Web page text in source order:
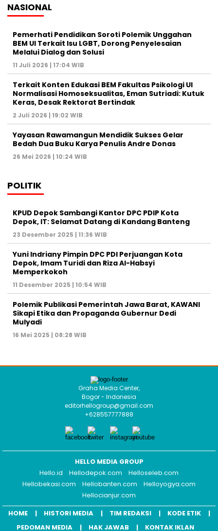
NASIONAL
Pemerhati Pendidikan Soroti Polemik Unggahan
BEM UI Terkait Isu LGBT, Dorong Penyelesaian
Melalui Dialog dan Solusi
11 Juli 2026 | 17:04 WIB
Terkait Konten Edukasi BEM Fakultas Psikologi UI
Normalisasi Homoseksualitas, Eman Sutriadi: Kutuk
Keras, Desak Rektorat Bertindak
2 Juli 2026 | 19:02 WIB
Yayasan Rawamangun Mendidik Sukses Gelar
Bedah Dua Buku Karya Penulis Andre Donas
26 Mei 2026 | 10:24 WIB
POLITIK
KPUD Depok Sambangi Kantor DPC PDIP Kota
Depok, IT: Selamat Datang di Kandang Banteng
23 Desember 2025 | 11:36 WIB
Yuni Indriany Pimpin DPC PDI Perjuangan Kota
Depok, Imam Turidi dan Riza Al-Habsyi
Memperkokoh
11 Desember 2025 | 10:54 WIB
Polemik Publikasi Pemerintah Jawa Barat, KAWANI
Sikapi Etika dan Propaganda Gubernur Dedi
Mulyadi
16 Mei 2025 | 08:28 WIB
Graha Media Center,
Bogor - Indonesia
editorhellogroup@gmail.com
+628557777888
HELLO MEDIA GROUP
Hello.id
Hellodepok.com
Helloseleb.com
Hellobekasi.com
Hellobanten.com
Helloyogya.com
Hellocianjur.com
HOME
HISTORI MEDIA TIM REDAKSI
KODE ETIK
PEDOMAN MEDIA
HAK JAWAB KONTAK IKLAN